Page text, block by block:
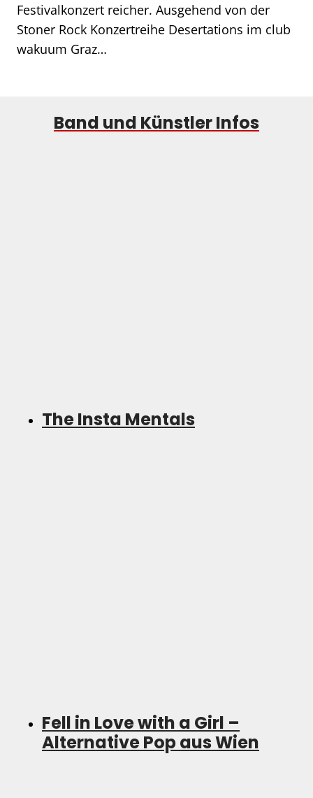
Festivalkonzert reicher. Ausgehend von der
Stoner Rock Konzertreihe Desertations im club
wakuum Graz…
Band und Künstler Infos
The Insta Mentals
Fell in Love with a Girl –
Alternative Pop aus Wien